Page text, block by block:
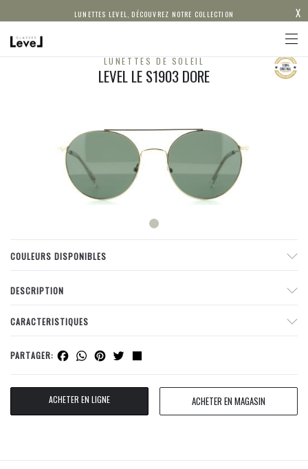
LUNETTES LEVEL, DÉCOUVREZ NOTRE COLLECTION X
LUNETTES DE SOLEIL
LEVEL LE S1903 DORE
COULEURS DISPONIBLES
DESCRIPTION
CARACTERISTIQUES
PARTAGER: Facebook
WhatsApp
Pinterest
Twitter
ACHETER EN LIGNE ACHETER EN MAGASIN